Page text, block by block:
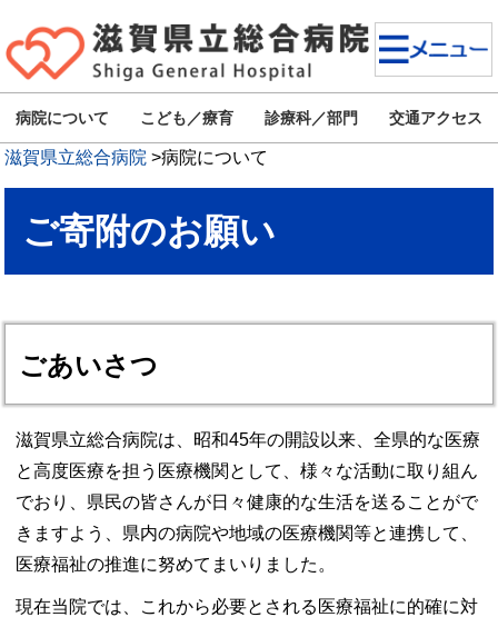
病院について こども／療育 診療科／部門 交通アクセス
滋賀県立総合病院 >病院について
ご寄附のお願い
ごあいさつ
滋賀県立総合病院は、昭和45年の開設以来、全県的な医療
と高度医療を担う医療機関として、様々な活動に取り組ん
でおり、県民の皆さんが日々健康的な生活を送ることがで
きますよう、県内の病院や地域の医療機関等と連携して、
医療福祉の推進に努めてまいりました。
現在当院では、これから必要とされる医療福祉に的確に対